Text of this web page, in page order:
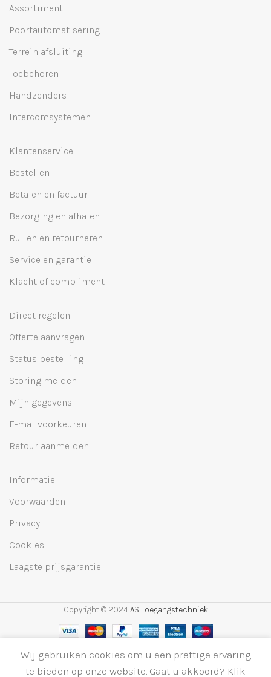
Assortiment
Poortautomatisering
Terrein afsluiting
Toebehoren
Handzenders
Intercomsystemen
Klantenservice
Bestellen
Betalen en factuur
Bezorging en afhalen
Ruilen en retourneren
Service en garantie
Klacht of compliment
Direct regelen
Offerte aanvragen
Status bestelling
Storing melden
Mijn gegevens
E-mailvoorkeuren
Retour aanmelden
Informatie
Voorwaarden
Privacy
Cookies
Laagste prijsgarantie
Copyright © 2024 AS Toegangstechniek
Wij gebruiken cookies om u een prettige ervaring
te bieden op onze website. Gaat u akkoord? Klik
ASO GF 35 55 CT
Selecteer
0